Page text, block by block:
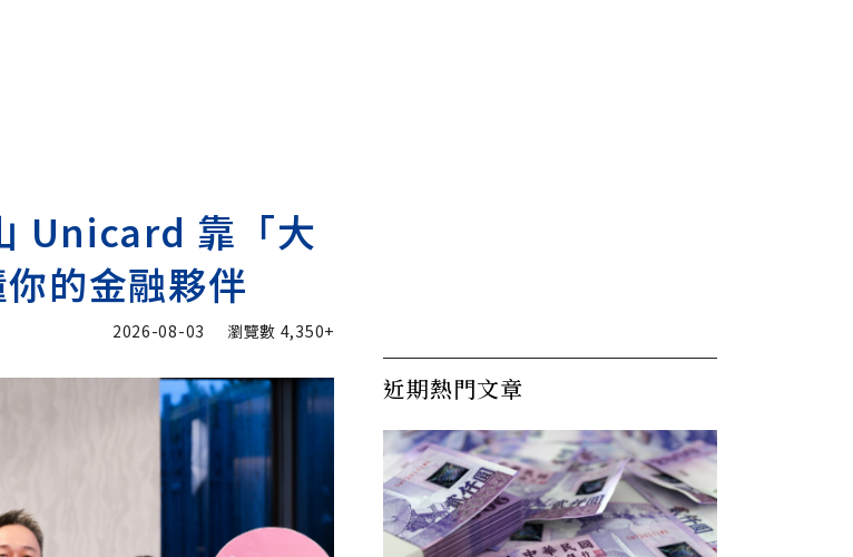
Unicard 靠「大
的金融夥伴
2026-08-03 瀏覽數 4,350+
近期熱門文章